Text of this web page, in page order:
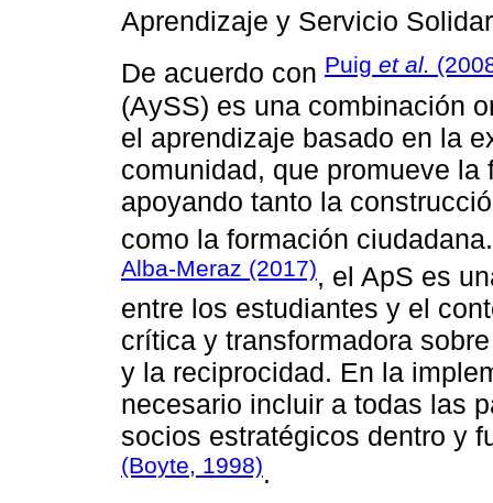
Aprendizaje y Servicio
De acuerdo con Puig et al.
(AySS) es una combinación
el aprendizaje basado en la
comunidad, que promueve
apoyando tanto la
como la formación
Alba-Meraz (2017), el ApS es
entre los estudiantes y el
crítica y transformadora
y la reciprocidad. En la
necesario incluir a todas las
socios estratégicos dentro y
(Boyte, 1998).